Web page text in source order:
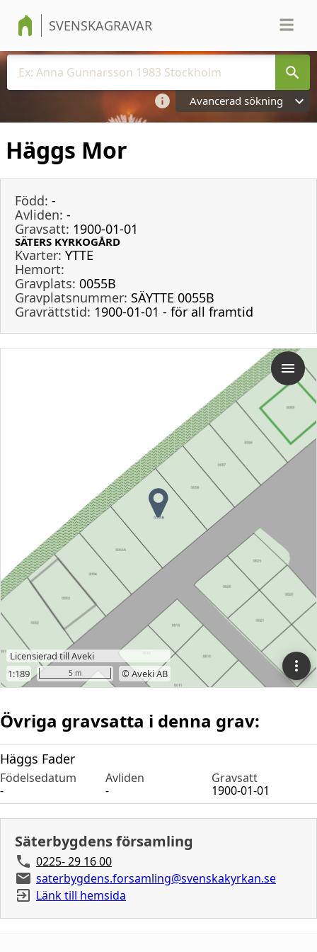
SVENSKAGRAVAR
Avancerad sökning
Häggs Mor
Född: -
Avliden: -
Gravsatt: 1900-01-01
SÄTERS KYRKOGÅRD
Kvarter: YTTE
Hemort:
Gravplats: 0055B
Gravplatsnummer: SÄYTTE 0055B
Gravrättstid: 1900-01-01 - för all framtid
Övriga gravsatta i denna grav:
Häggs Fader
Födelsedatum Avliden
Gravsatt
-
- 1900-01-01
Säterbygdens församling
0225- 29 16 00
saterbygdens.forsamling@svenskakyrkan.se
Länk till hemsida